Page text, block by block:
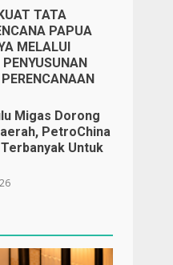
TATA
PAPUA
MELALUI
Migas Dorong
PetroChina
Untuk